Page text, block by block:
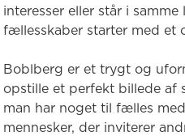
interesser eller står i
fællesskaber starter med et
Boblberg er et trygt og
opstille et perfekt billede af
man har noget til fælles
mennesker, der inviterer